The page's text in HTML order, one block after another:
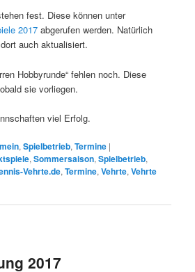
fest. Diese können unter
2017 abgerufen werden. Natürlich
auch aktualisiert.
Hobbyrunde“ fehlen noch. Diese
sie vorliegen.
viel Erfolg.
,Spielbetrieb,Termine |
,Sommersaison,Spielbetrieb,
Vehrte.de,Termine,Vehrte,Vehrte
2017